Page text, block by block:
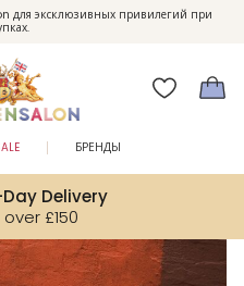
little welcome gift. Sign up here.
для эксклюзивных привилегий при
Day Delivery
£150
БРЕНДЫ